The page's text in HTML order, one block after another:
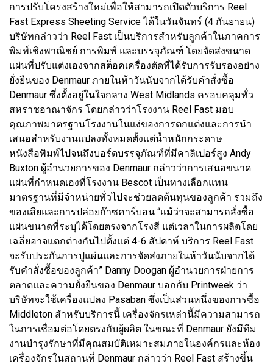
การปรับโครงสร้างใหม่เพื่อให้สามารถเปิดตัวบริการ Reel
Fast Express Sheeting Service ได้ในวันจันทร์ (4 กันยายน)
บริษัทกล่าวว่า Reel Fast เป็นบริการสำหรับลูกค้าในภาคการ
พิมพ์เชิงพาณิชย์ การพิมพ์ และบรรจุภัณฑ์ โดยจัดส่งขนาด
แผ่นที่ปรับแต่งเองจากสต็อคเครื่องตัดที่ได้รับการรับรองอย่าง
ยั่งยืนของ Denmaur ภายในห้าวันนับจากได้รับคำสั่งซื้อ
Denmaur ซึ่งตั้งอยู่ในใจกลาง West Midlands ครอบคลุมทั่ว
สหราชอาณาจักร โดยกล่าวว่าโรงงาน Reel Fast มอบ
คุณภาพมาตรฐานโรงงานในแง่ของการตกแต่งและการนำ
เสนอสำหรับงานแปลงทั้งหมดตั้งแต่น้ำหนักกระดาษ
หนังสือพิมพ์ไปจนถึงบอร์ดบรรจุภัณฑ์ที่มีคาลิเปอร์สูง Andy
Buxton ผู้อำนวยการของ Denmaur กล่าวว่าการเสนอขนาด
แผ่นที่กำหนดเองที่โรงงาน Bescot เป็นทางเลือกแทน
มาตรฐานที่มีจำหน่ายทั่วไปจะช่วยลดต้นทุนของลูกค้า รวมถึง
ของเสียและการปล่อยก๊าซคาร์บอน “แม้ว่าจะสามารถสั่งซื้อ
แผ่นขนาดที่ระบุได้โดยตรงจากโรงสี แต่เวลาในการผลิตโดย
เฉลี่ยอาจแตกต่างกันไปตั้งแต่ 4-6 สัปดาห์ บริการ Reel Fast
จะรับประกันการปูแผ่นและการจัดส่งภายในห้าวันนับจากได้
รับคำสั่งซื้อของลูกค้า” Danny Doogan ผู้อำนวยการฝ่ายการ
ตลาดและความยั่งยืนของ Denmaur บอกกับ Printweek ว่า
บริษัทจะใช้เครื่องแปลง Pasaban ซึ่งเป็นส่วนหนึ่งของการซื้อ
Middleton สำหรับบริการนี้ เครื่องจักรเหล่านี้มีความสามารถ
ในการเชื่อมต่อโดยตรงกับผู้ผลิต ในขณะที่ Denmaur ยังมีทีม
งานบำรุงรักษาที่มีคุณสมบัติเหมาะสมภายในองค์กรและห้อง
เครื่องจักรในสถานที่ Denmaur กล่าวว่า Reel Fast สร้างขึ้น